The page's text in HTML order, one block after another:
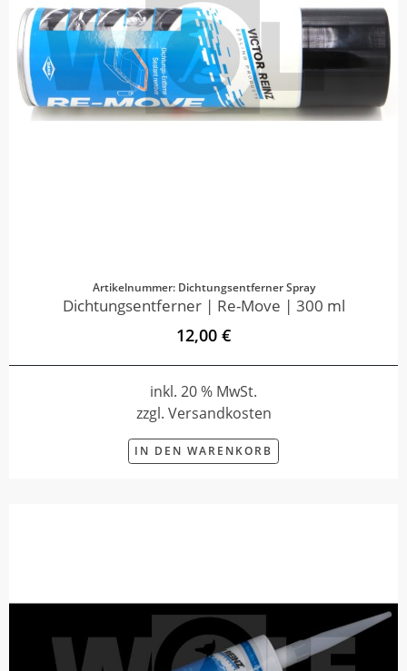
Artikelnummer: Dichtungsentferner Spray
Dichtungsentferner | Re-Move | 300 ml
12,00 €
inkl. 20 % MwSt.
zzgl. Versandkosten
IN DEN WARENKORB